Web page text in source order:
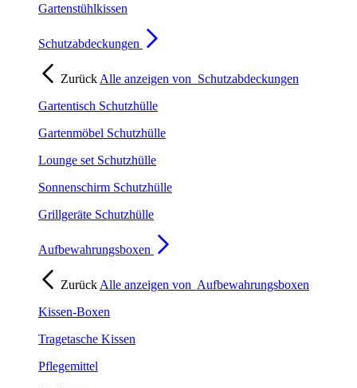
Gartenstühlkissen
Schutzabdeckungen
Zurück Alle anzeigen von Schutzabdeckungen
Gartentisch Schutzhülle
Gartenmöbel Schutzhülle
Lounge set Schutzhülle
Sonnenschirm Schutzhülle
Grillgeräte Schutzhülle
Aufbewahrungsboxen
Zurück Alle anzeigen von Aufbewahrungsboxen
Kissen-Boxen
Tragetasche Kissen
Pflegemittel